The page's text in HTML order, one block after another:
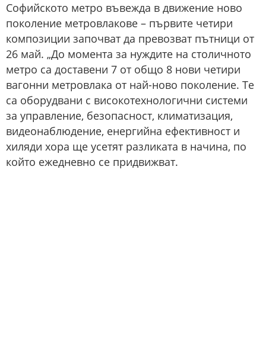
Софийското метро въвежда в движение ново
поколение метровлакове – първите четири
композиции започват да превозват пътници от
26 май. „До момента за нуждите на столичното
метро са доставени 7 от общо 8 нови четири
вагонни метровлака от най-ново поколение. Те
са оборудвани с високотехнологични системи
за управление, безопасност, климатизация,
видеонаблюдение, енергийна ефективност и
хиляди хора ще усетят разликата в начина, по
който ежедневно се придвижват.